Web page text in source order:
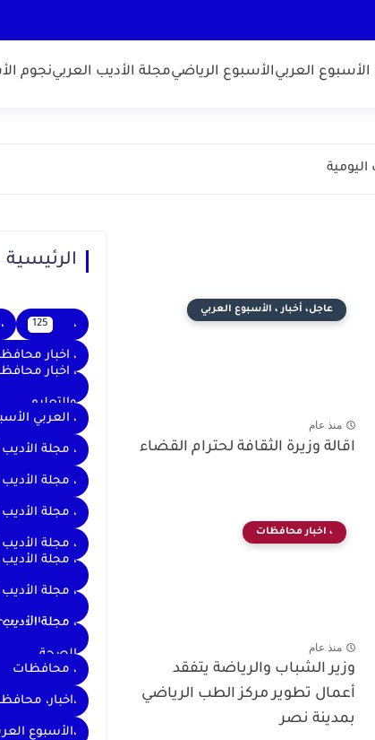
العربيالأسبوع الرياضيمجلة الأديب العربينجوم
عاجل، أخبار ، الأسبوع العربي
منذ عام
اقالة وزيرة الثقافة لحترام القضاء
، اخبار محافظات
منذ عام
وزير الشباب والرياضة يتفقد
أعمال تطوير مركز الطب الرياضي
بمدينة نصر
الرئيسية
، 125
، اخبار
، اخبار
والتعليم
، العربي
، مجلة
، مجلة
، مجلة
، مجلة
، مجلة
،، مجلة
،
، مجلة
الصحة
، محافظات
،اخبار،
،الأسبوع